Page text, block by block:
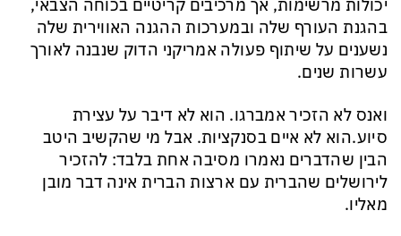
יכולות מרשימות, אך מרכיבים קריטיים בכוחה הצבאי,
בהגנת העורף שלה ובמערכות ההגנה האווירית שלה
נשענים על שיתוף פעולה אמריקני הדוק שנבנה לאורך
עשרות שנים.
ואנס לא הזכיר אמברגו. הוא לא דיבר על עצירת
סיוע.הוא לא איים בסנקציות. אבל מי שהקשיב היטב
הבין שהדברים נאמרו מסיבה אחת בלבד: להזכיר
לירושלים שהברית עם ארצות הברית אינה דבר מובן
מאליו.